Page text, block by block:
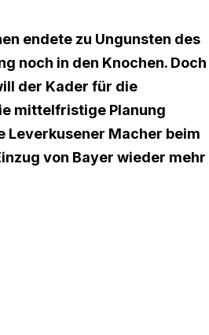
endete zu Ungunsten des
noch in den Knochen. Doch
der Kader für die
mittelfristige Planung
Leverkusener Macher beim
von Bayer wieder mehr